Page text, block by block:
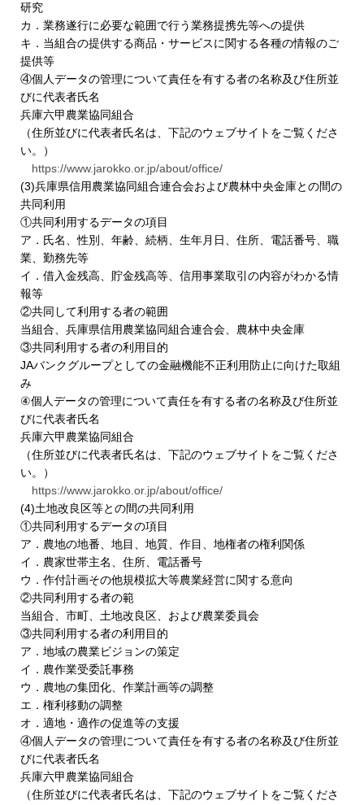
研究
カ．業務遂行に必要な範囲で行う業務提携先等への提供
キ．当組合の提供する商品・サービスに関する各種の情報のご
提供等
④個人データの管理について責任を有する者の名称及び住所並
びに代表者氏名
兵庫六甲農業協同組合
（住所並びに代表者氏名は、下記のウェブサイトをご覧くださ
い。）
https://www.jarokko.or.jp/about/office/
(3)兵庫県信用農業協同組合連合会および農林中央金庫との間の
共同利用
①共同利用するデータの項目
ア．氏名、性別、年齢、続柄、生年月日、住所、電話番号、職
業、勤務先等
イ．借入金残高、貯金残高等、信用事業取引の内容がわかる情
報等
②共同して利用する者の範囲
当組合、兵庫県信用農業協同組合連合会、農林中央金庫
③共同利用する者の利用目的
JAバンクグループとしての金融機能不正利用防止に向けた取組
み
④個人データの管理について責任を有する者の名称及び住所並
びに代表者氏名
兵庫六甲農業協同組合
（住所並びに代表者氏名は、下記のウェブサイトをご覧くださ
い。）
https://www.jarokko.or.jp/about/office/
(4)土地改良区等との間の共同利用
①共同利用するデータの項目
ア．農地の地番、地目、地質、作目、地権者の権利関係
イ．農家世帯主名、住所、電話番号
ウ．作付計画その他規模拡大等農業経営に関する意向
②共同利用する者の範
当組合、市町、土地改良区、および農業委員会
③共同利用する者の利用目的
ア．地域の農業ビジョンの策定
イ．農作業受委託事務
ウ．農地の集団化、作業計画等の調整
エ．権利移動の調整
オ．適地・適作の促進等の支援
④個人データの管理について責任を有する者の名称及び住所並
びに代表者氏名
兵庫六甲農業協同組合
（住所並びに代表者氏名は、下記のウェブサイトをご覧くださ